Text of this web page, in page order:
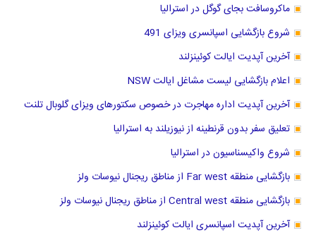
ماکروسافت بجای گوگل در استرالیا
شروع بازگشایی اسپانسری ویزای 491
آخرین آپدیت ایالت کوئینزلند
اعلام بازگشایی لیست مشاغل ایالت NSW
آخرین آپدیت اداره مهاجرت در خصوص سکتورهای ویزای گلوبال تلنت
تعلیق سفر بدون قرنطینه از نیوزیلند به استرالیا
شروع واکیسناسیون در استرالیا
بازگشایی منطقه Far west از مناطق ریجنال نیوسات ولز
بازگشایی منطقه Central west از مناطق ریجنال نیوسات ولز
آخرین آپدیت اسپانسری ایالت کوئینزلند